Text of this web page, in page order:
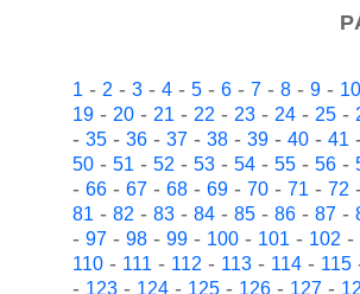
1- 2- 3- 4- 5- 6- 7- 8- 9- 10
19- 20- 21- 22- 23- 24- 25-
- 35- 36- 37- 38- 39- 40- 41
50- 51- 52- 53- 54- 55- 56-
- 66- 67- 68- 69- 70- 71- 72
81- 82- 83- 84- 85- 86- 87-
- 97- 98- 99- 100- 101- 102-
110- 111- 112- 113- 114- 115
- 123- 124- 125- 126- 127-